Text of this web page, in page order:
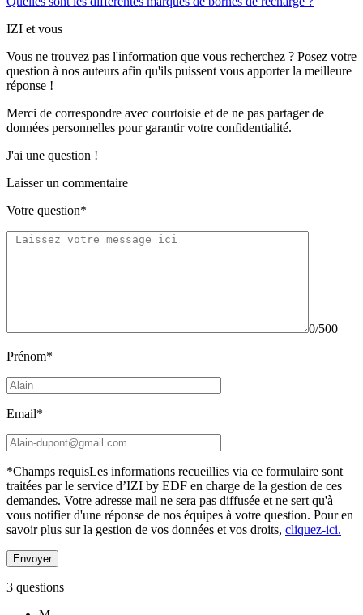
IZI et vous
Vous ne trouvez pas l'information que vous recherchez ? Posez votre
question à nos auteurs afin qu'ils puissent vous apporterla meilleure
réponse !
Merci de correspondre avec courtoisie et de ne pas partagerde
données personnelles pour garantir votre confidentialité.
J'ai une question !
Laisser un commentaire
Votre question*
0/500
Prénom*
Email*
*Champs requisLes informations recueillies via ce formulaire sont
traitées par le service d’IZI by EDF en charge de la gestion de ces
demandes. Votre adresse mail ne sera pas diffusée et ne sert qu'à
vous notifier d'une réponse de nos équipes à votre question. Pour en
savoir plus sur la gestion de vos données et vos droits, cliquez-ici.
3 questions